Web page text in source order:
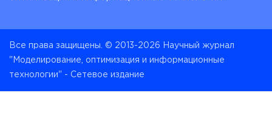
Все права защищены. © 2013-2026 Научный журнал
"Моделирование, оптимизация и информационные
технологии" - Сетевое издание